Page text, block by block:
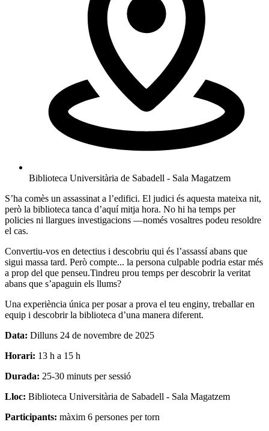
Biblioteca Universitària de Sabadell - Sala Magatzem
S’ha comès un assassinat a l’edifici. El judici és aquesta mateixa nit,
però la biblioteca tanca d’aquí mitja hora. No hi ha temps per
policies ni llargues investigacions —només vosaltres podeu resoldre
el cas.
Convertiu-vos en detectius i descobriu qui és l’assassí abans que
sigui massa tard. Però compte... la persona culpable podria estar més
a prop del que penseu.Tindreu prou temps per descobrir la veritat
abans que s’apaguin els llums?
Una experiència única per posar a prova el teu enginy, treballar en
equip i descobrir la biblioteca d’una manera diferent.
Data: Dilluns 24 de novembre de 2025
Horari: 13 h a 15 h
Durada: 25-30 minuts per sessió
Lloc: Biblioteca Universitària de Sabadell - Sala Magatzem
Participants: màxim 6 persones per torn